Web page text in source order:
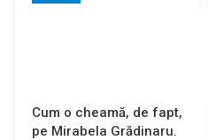
Cum o cheamă, de fapt,
pe Mirabela Grădinaru.